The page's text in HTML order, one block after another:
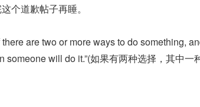
个道歉帖子再睡。
are two or more ways to do something,
someone will do it.”(如果有两种选择，其中一